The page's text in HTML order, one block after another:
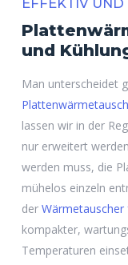
EFFEKTIV UND
und
Man unterscheidet
lassen wir in der
nur erweitert
werden muss, die
mühelos einzeln
der
kompakter,
Temperaturen